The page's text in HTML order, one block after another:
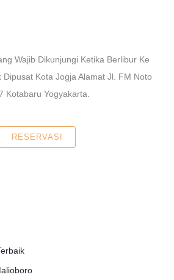
Wajib Dikunjungi Ketika Berlibur Ke
Dipusat Kota Jogja Alamat Jl. FM Noto
Kotabaru Yogyakarta.
RESERVASI